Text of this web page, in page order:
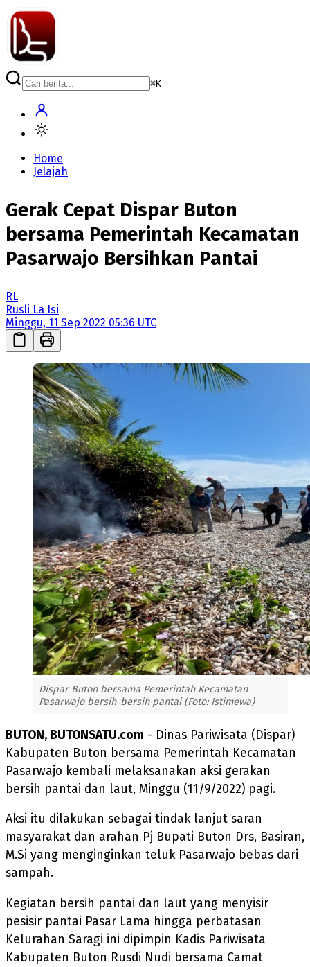
⌘K
Home
Jelajah
Gerak Cepat Dispar Buton
bersama Pemerintah Kecamatan
Pasarwajo Bersihkan Pantai
RL
Rusli La Isi
Minggu, 11 Sep 2022 05:36 UTC
Dispar Buton bersama Pemerintah Kecamatan
Pasarwajo bersih-bersih pantai (Foto: Istimewa)
BUTON, BUTONSATU.com - Dinas Pariwisata (Dispar)
Kabupaten Buton bersama Pemerintah Kecamatan
Pasarwajo kembali melaksanakan aksi gerakan
bersih pantai dan laut, Minggu (11/9/2022) pagi.
Aksi itu dilakukan sebagai tindak lanjut saran
masyarakat dan arahan Pj Bupati Buton Drs, Basiran,
M.Si yang menginginkan teluk Pasarwajo bebas dari
sampah.
Kegiatan bersih pantai dan laut yang menyisir
pesisir pantai Pasar Lama hingga perbatasan
Kelurahan Saragi ini dipimpin Kadis Pariwisata
Kabupaten Buton Rusdi Nudi bersama Camat